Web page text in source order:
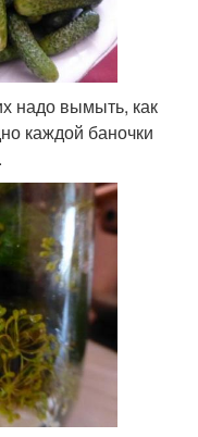
надо вымыть, как
каждой баночки